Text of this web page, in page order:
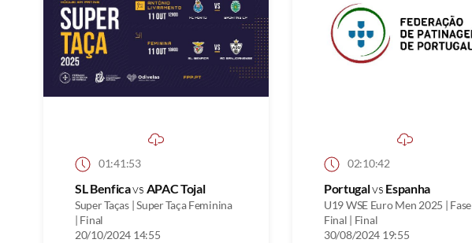
01:41:53
SL Benficavs APAC Tojal
Super Taças | Super Taça Feminina
| Final
20/10/2024 14:55
02:10:42
Portugalvs Espanha
U19 WSE Euro Men 2025 | Fase
Final | Final
30/08/2024 19:55